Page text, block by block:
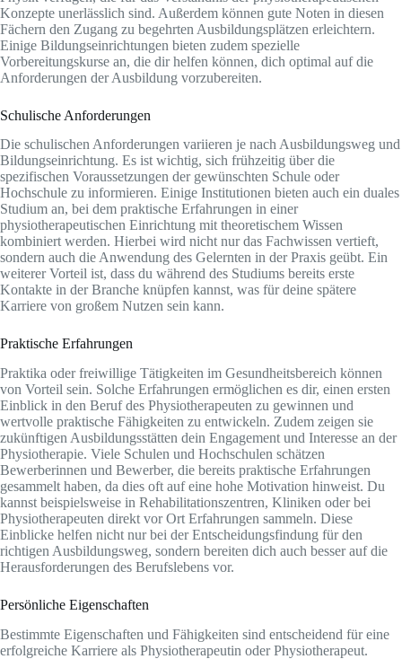
Konzepte unerlässlich sind. Außerdem können gute Noten in diesen
Fächern den Zugang zu begehrten Ausbildungsplätzen erleichtern.
Einige Bildungseinrichtungen bieten zudem spezielle
Vorbereitungskurse an, die dir helfen können, dich optimal auf die
Anforderungen der Ausbildung vorzubereiten.
Schulische Anforderungen
Die schulischen Anforderungen variieren je nach Ausbildungsweg und
Bildungseinrichtung. Es ist wichtig, sich frühzeitig über die
spezifischen Voraussetzungen der gewünschten Schule oder
Hochschule zu informieren. Einige Institutionen bieten auch ein duales
Studium an, bei dem praktische Erfahrungen in einer
physiotherapeutischen Einrichtung mit theoretischem Wissen
kombiniert werden. Hierbei wird nicht nur das Fachwissen vertieft,
sondern auch die Anwendung des Gelernten in der Praxis geübt. Ein
weiterer Vorteil ist, dass du während des Studiums bereits erste
Kontakte in der Branche knüpfen kannst, was für deine spätere
Karriere von großem Nutzen sein kann.
Praktische Erfahrungen
Praktika oder freiwillige Tätigkeiten im Gesundheitsbereich können
von Vorteil sein. Solche Erfahrungen ermöglichen es dir, einen ersten
Einblick in den Beruf des Physiotherapeuten zu gewinnen und
wertvolle praktische Fähigkeiten zu entwickeln. Zudem zeigen sie
zukünftigen Ausbildungsstätten dein Engagement und Interesse an der
Physiotherapie. Viele Schulen und Hochschulen schätzen
Bewerberinnen und Bewerber, die bereits praktische Erfahrungen
gesammelt haben, da dies oft auf eine hohe Motivation hinweist. Du
kannst beispielsweise in Rehabilitationszentren, Kliniken oder bei
Physiotherapeuten direkt vor Ort Erfahrungen sammeln. Diese
Einblicke helfen nicht nur bei der Entscheidungsfindung für den
richtigen Ausbildungsweg, sondern bereiten dich auch besser auf die
Herausforderungen des Berufslebens vor.
Persönliche Eigenschaften
Bestimmte Eigenschaften und Fähigkeiten sind entscheidend für eine
erfolgreiche Karriere als Physiotherapeutin oder Physiotherapeut.